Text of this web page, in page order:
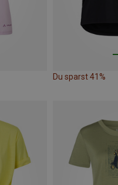
Du sparst 41%